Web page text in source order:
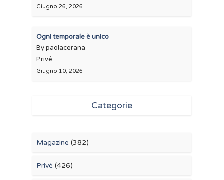
Giugno 26, 2026
Ogni temporale è unico
By paolacerana
Privé
Giugno 10, 2026
Categorie
Magazine (382)
Privé (426)